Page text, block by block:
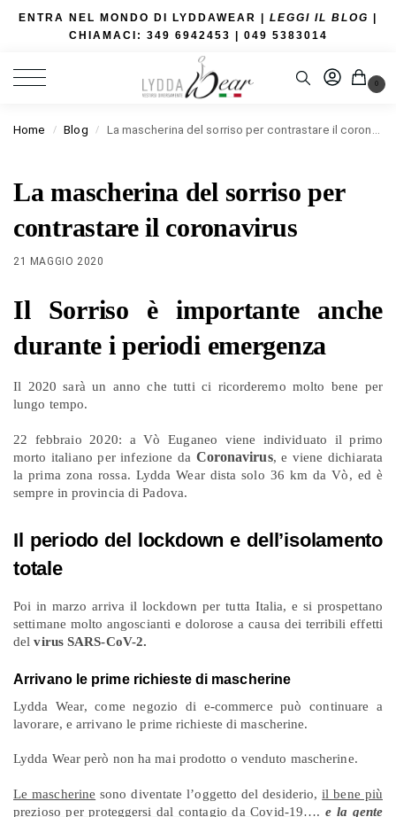
ENTRA NEL MONDO DI LYDDAWEAR | LEGGI IL BLOG |
CHIAMACI: 349 6942453 | 049 5383014
0
Home / Blog / La mascherina del sorriso per contrastare il coronavirus
La mascherina del sorriso per
contrastare il coronavirus
21 MAGGIO 2020
Il Sorriso è importante anche
durante i periodi emergenza
Il 2020 sarà un anno che tutti ci ricorderemo molto bene per
lungo tempo.
22 febbraio 2020: a Vò Euganeo viene individuato il primo
morto italiano per infezione da Coronavirus, e viene dichiarata
la prima zona rossa. Lydda Wear dista solo 36 km da Vò, ed è
sempre in provincia di Padova.
Il periodo del lockdown e dell’isolamento
totale
Poi in marzo arriva il lockdown per tutta Italia, e si prospettano
settimane molto angoscianti e dolorose a causa dei terribili effetti
delvirus SARS-CoV-2.
Arrivano le prime richieste di mascherine
Lydda Wear, come negozio di e-commerce può continuare a
lavorare, e arrivano le prime richieste di mascherine.
Lydda Wear però non ha mai prodotto o venduto mascherine.
Le mascherine sono diventate l’oggetto del desiderio,il bene più
prezioso per proteggersi dal contagio da Covid-19…. e la gente